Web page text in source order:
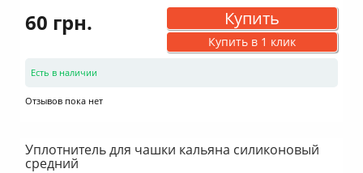
60 грн. Купить
Купить в 1 клик
Есть в наличии
Отзывов пока нет
Уплотнитель для чашки кальяна силиконовый
средний